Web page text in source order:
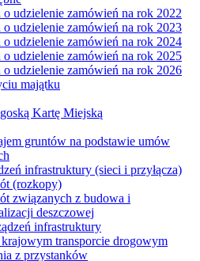
o udzielenie zamówień na rok 2022
o udzielenie zamówień na rok 2023
o udzielenie zamówień na rok 2024
o udzielenie zamówień na rok 2025
o udzielenie zamówień na rok 2026
majątku
Kartę Miejską
gruntów na podstawie umów
infrastruktury (sieci i przyłącza)
(rozkopy)
związanych z budowa i
deszczowej
infrastruktury
transporcie drogowym
z przystanków